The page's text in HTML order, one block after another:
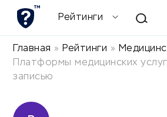
Рейтинги
Главная » Рейтинги »
Платформы медицинских
записью